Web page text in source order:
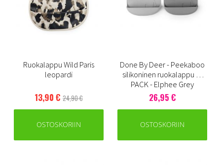
Ruokalappu Wild Paris
leopardi
13,90 € 24,90 €
OSTOSKORIIN
Done By Deer - Peekaboo
silikoninen ruokalappu 2-
PACK - Elphee Grey
26,95 €
OSTOSKORIIN